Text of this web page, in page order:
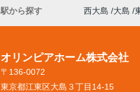
駅から探す
西大島 大島
オリンピアホーム株式会社
〒136-0072
東京都江東区大島３丁目14-15